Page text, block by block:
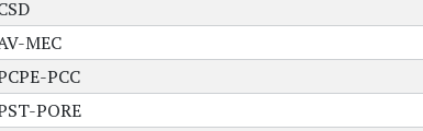
MEC
PCC
PORE